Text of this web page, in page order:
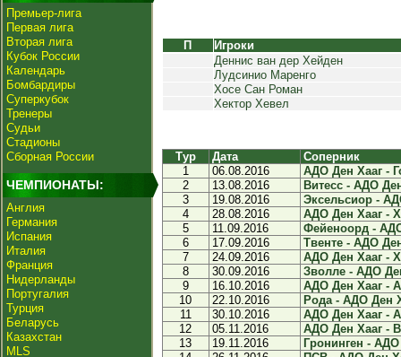
Премьер-лига
Первая лига
Вторая лига
Кубок России
Календарь
Бомбардиры
Суперкубок
Тренеры
Судьи
Стадионы
Сборная России
ЧЕМПИОНАТЫ:
Англия
Германия
Испания
Италия
Франция
Нидерланды
Португалия
Турция
Беларусь
Казахстан
MLS
П
Игроки
Деннис ван дер Хейден
Лудсинио Маренго
Хосе Сан Роман
Хектор Хевел
Тур Дата
Соперник
1
06.08.2016
АДО Ден Хааг -
2
13.08.2016
Витесс - АДО
3
19.08.2016
Эксельсиор -
4
28.08.2016
АДО Ден Хааг -
5
11.09.2016
Фейеноорд -
6
17.09.2016
Твенте - АДО
7
24.09.2016
АДО Ден Хааг -
8
30.09.2016
Зволле - АДО
9
16.10.2016
АДО Ден Хааг -
10
22.10.2016
Рода - АДО Ден
11
30.10.2016
АДО Ден Хааг -
12
05.11.2016
АДО Ден Хааг -
13
19.11.2016
Гронинген -